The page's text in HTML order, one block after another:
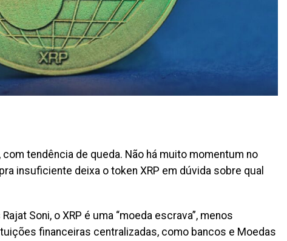
tendência de queda. Não há muito momentum no
insuficiente deixa o token XRP em dúvida sobre qual
Soni, o XRP é uma “moeda escrava”, menos
financeiras centralizadas, como bancos e Moedas